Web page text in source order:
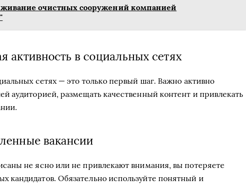
очистных сооружений компанией
активность в социальных сетях
сетях — это только первый шаг. Важно активно
аудиторией, размещать качественный контент и привлекать
вакансии
не ясно или не привлекают внимания, вы потеряете
кандидатов. Обязательно используйте понятный и